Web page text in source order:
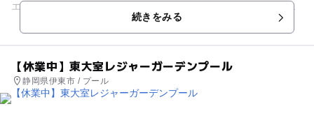
エリア全てわんちゃんＯＫ！滞在中ずっと一緒に過ごせます。
愛犬と一緒に家族みんな...続きをみる
【休業中】東大室レジャーガーデンプール
静岡県伊東市 / プール